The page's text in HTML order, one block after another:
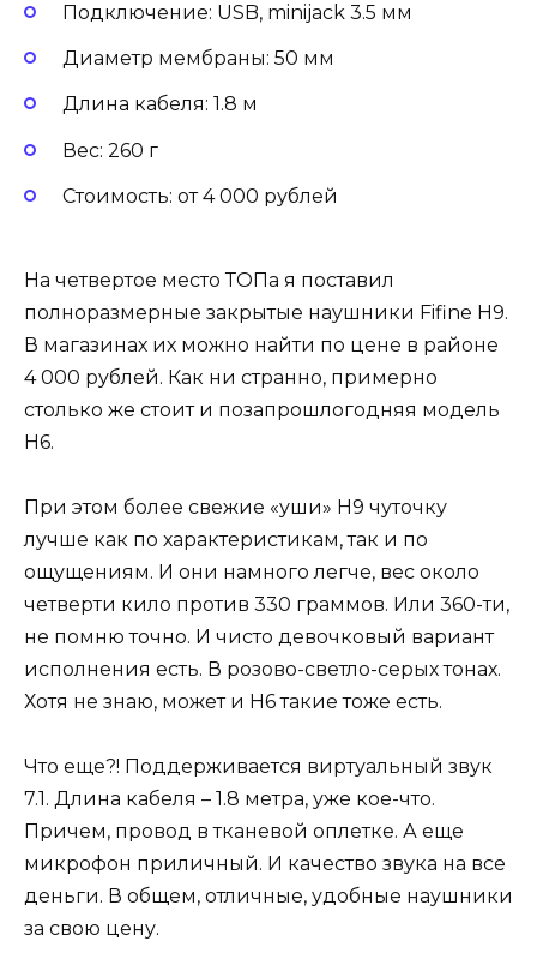
Подключение: USB, minijack 3.5 мм
Диаметр мембраны: 50 мм
Длина кабеля: 1.8 м
Вес: 260 г
Стоимость: от 4 000 рублей
На четвертое место ТОПа я поставил
полноразмерные закрытые наушники Fifine H9.
В магазинах их можно найти по цене в районе
4 000 рублей. Как ни странно, примерно
столько же стоит и позапрошлогодняя модель
Н6.
При этом более свежие «уши» Н9 чуточку
лучше как по характеристикам, так и по
ощущениям. И они намного легче, вес около
четверти кило против 330 граммов. Или 360-ти,
не помню точно. И чисто девочковый вариант
исполнения есть. В розово-светло-серых тонах.
Хотя не знаю, может и Н6 такие тоже есть.
Что еще?! Поддерживается виртуальный звук
7.1. Длина кабеля – 1.8 метра, уже кое-что.
Причем, провод в тканевой оплетке. А еще
микрофон приличный. И качество звука на все
деньги. В общем, отличные, удобные наушники
за свою цену.